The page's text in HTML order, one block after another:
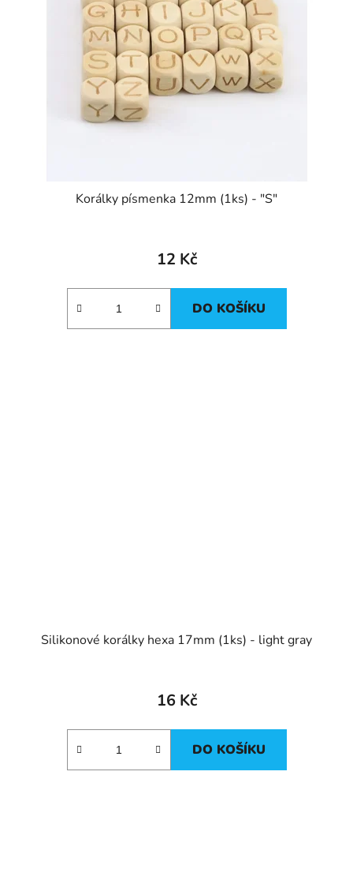
Korálky písmenka 12mm (1ks) - "S"
12 Kč
DO KOŠÍKU
Silikonové korálky hexa 17mm (1ks) - light gray
16 Kč
DO KOŠÍKU